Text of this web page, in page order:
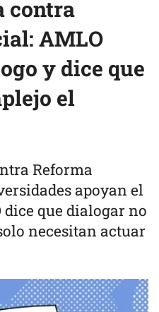
contra
AMLO
y dice que
el
Reforma
apoyan el
dice que dialogar no
necesitan actuar